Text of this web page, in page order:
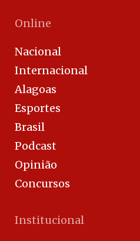
Online
Nacional
Internacional
Alagoas
Esportes
Brasil
Podcast
Opinião
Concursos
Institucional